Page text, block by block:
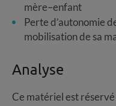
mère–enfant
Perte d’autonomie
mobilisation de sa
Analyse
Ce matériel est